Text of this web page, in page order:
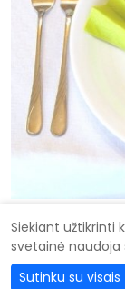
Kad
Siekiant užtikrinti
svetainė naudoja
Sutinku su visais